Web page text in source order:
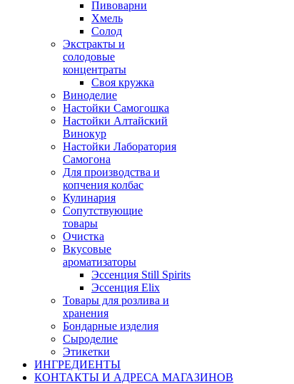
Пивоварни
Хмель
Солод
Экстракты и
солодовые
концентраты
Своя кружка
Виноделие
Настойки Самогошка
Настойки Алтайский
Винокур
Настойки Лаборатория
Самогона
Для производства и
копчения колбас
Кулинария
Сопутствующие
товары
Очистка
Вкусовые
ароматизаторы
Эссенция Still Spirits
Эссенция Elix
Товары для розлива и
хранения
Бондарные изделия
Cыроделие
Этикетки
ИНГРЕДИЕНТЫ
КОНТАКТЫ И АДРЕСА МАГАЗИНОВ